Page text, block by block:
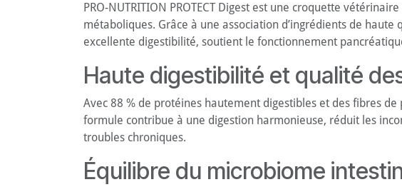
PRO-NUTRITION PROTECT Digest est une croquette
métaboliques. Grâce à une association d’ingrédients de
excellente digestibilité, soutient le fonctionnement
Haute digestibilité et qualité
Avec 88 % de protéines hautement digestibles et des fibres
formule contribue à une digestion harmonieuse, réduit les
troubles chroniques.
Équilibre du microbiome